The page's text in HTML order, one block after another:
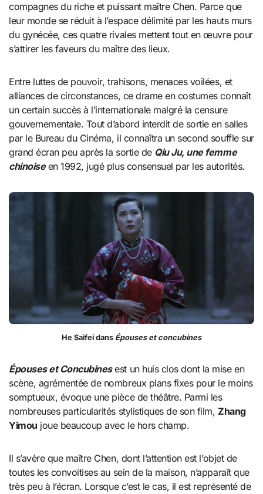
compagnes du riche et puissant maître Chen. Parce que
leur monde se réduit à l’espace délimité par les hauts murs
du gynécée, ces quatre rivales mettent tout en œuvre pour
s’attirer les faveurs du maître des lieux.
Entre luttes de pouvoir, trahisons, menaces voilées, et
alliances de circonstances, ce drame en costumes connaît
un certain succès à l’internationale malgré la censure
gouvernementale. Tout d’abord interdit de sortie en salles
par le Bureau du Cinéma, il connaîtra un second souffle sur
grand écran peu après la sortie de Qiu Ju, une femme
chinoiseen 1992, jugé plus consensuel par les autorités.
He Saifei dans Épouses et concubines
Épouses et Concubinesest un huis clos dont la mise en
scène, agrémentée de nombreux plans fixes pour le moins
somptueux, évoque une pièce de théâtre. Parmi les
nombreuses particularités stylistiques de son film,Zhang
Yimou joue beaucoup avec le hors champ.
Il s’avère que maître Chen, dont l’attention est l’objet de
toutes les convoitises au sein de la maison, n’apparaît que
très peu à l’écran. Lorsque c’est le cas, il est représenté de